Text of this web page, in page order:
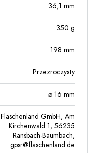
36,1 mm
350 g
198 mm
Przezroczysty
⌀ 16 mm
Flaschenland GmbH, Am
Kirchenwald 1, 56235
Ransbach-Baumbach,
gpsr@flaschenland.de